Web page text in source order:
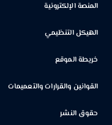
المنصة الإلكترونية
الهيكل التنظيمي
خريطة الموقع
القوانين والقرارات والتعميمات
حقوق النشر